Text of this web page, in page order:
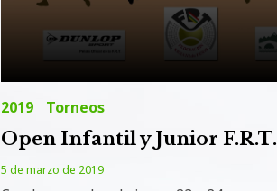
2019 Torneos
Open Infantil y Junior F.R.T.
5 de marzo de 2019